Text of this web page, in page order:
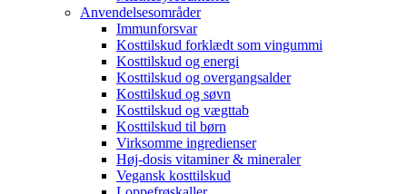
Anvendelsesområder
Immunforsvar
Kosttilskud forklædt som vingummi
Kosttilskud og energi
Kosttilskud og overgangsalder
Kosttilskud og søvn
Kosttilskud og vægttab
Kosttilskud til børn
Virksomme ingredienser
Høj-dosis vitaminer & mineraler
Vegansk kosttilskud